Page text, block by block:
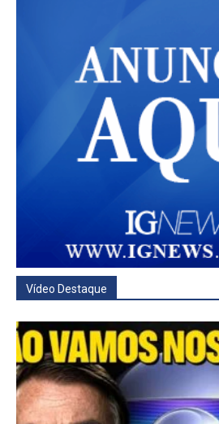
Vídeo Destaque